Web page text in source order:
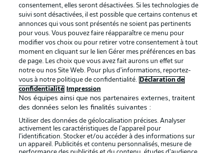
Mentions Légales Gérer mes préférences
Déclaration de
confidentialité
Diffuseurs
Travaux Contact
Impression Joueurs
consentement, elles seront désactivées. Si les technologies de
suivi sont désactivées, il est possible que certains contenus et
annonces qui vous sont présentés ne soient pas pertinents
pour vous. Vous pouvez faire réapparaître ce menu pour
modifier vos choix ou pour retirer votre consentement à tout
moment en cliquant sur le lien Gérer mes préférences en bas
de page. Les choix que vous avez fait aurons un effet sur
notre ou nos Site Web. Pour plus d’informations, reportez-
vous à notre politique de confidentialité.
Déclaration de
confidentialité
Impression
Nos équipes ainsi que nos partenaires externes, traitent
des données selon les finalités suivantes :
Utiliser des données de géolocalisation précises. Analyser
activement les caractéristiques de l’appareil pour
l’identification. Stocker et/ou accéder à des informations sur
un appareil. Publicités et contenu personnalisés, mesure de